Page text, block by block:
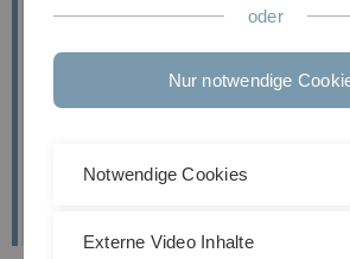
Firma Götz Gebäudemanagement
Pavillons, Botanischer Garten
Oberberghof, Helmholtzstraße,
oder
Nur notwendige
Notwendige Cookies
Externe Video Inhalte